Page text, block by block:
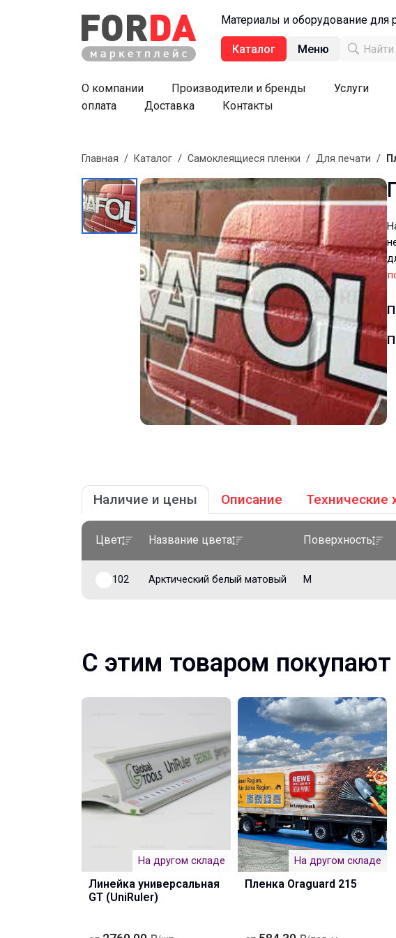
Материалы и оборудование
Каталог Меню
О компании Производители и бренды Услуги
оплата
Доставка Контакты
Главная / Каталог / Самоклеящиеся пленки / Для печати /
Наличие и цены Описание Технические
Цвет Название цвета Поверхность
102 Арктический белый матовый M
С этим товаром покупают
На другом складе
Линейка универсальная
GT (UniRuler)
На другом складе
Пленка Oraguard 215